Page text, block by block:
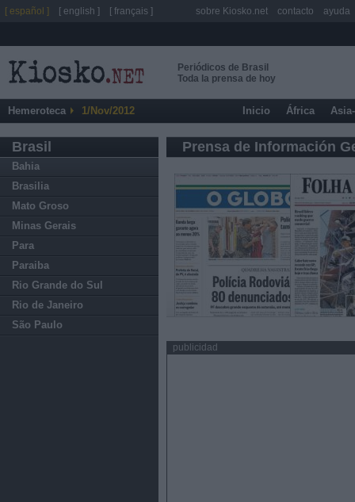
Periódicos de Brasil
Toda la prensa de hoy
Hemeroteca 1/Nov/2012 Inicio África
Brasil
Bahia
Brasilia
Mato Groso
Minas Gerais
Para
Paraiba
Rio Grande do Sul
Rio de Janeiro
São Paulo
Prensa de Información
publicidad
[ español ] [ english ] [ français ] sobre Kiosko.net contacto ayuda